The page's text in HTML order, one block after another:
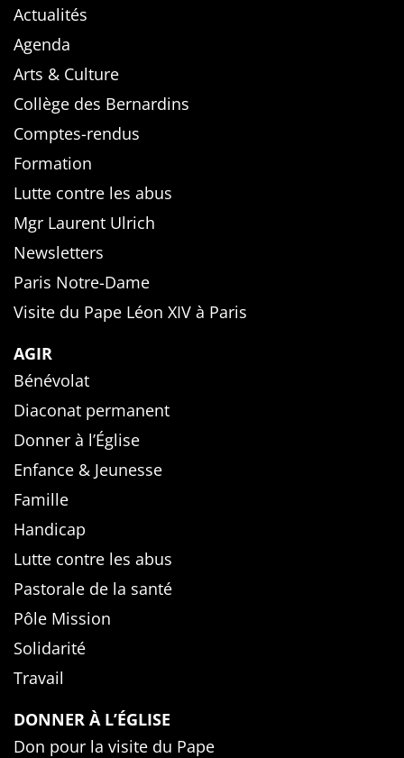
Actualités
Agenda
Arts & Culture
Collège des Bernardins
Comptes-rendus
Formation
Lutte contre les abus
Mgr Laurent Ulrich
Newsletters
Paris Notre-Dame
Visite du Pape Léon XIV à Paris
AGIR
Bénévolat
Diaconat permanent
Donner à l’Église
Enfance & Jeunesse
Famille
Handicap
Lutte contre les abus
Pastorale de la santé
Pôle Mission
Solidarité
Travail
DONNER À L’ÉGLISE
Don pour la visite du Pape